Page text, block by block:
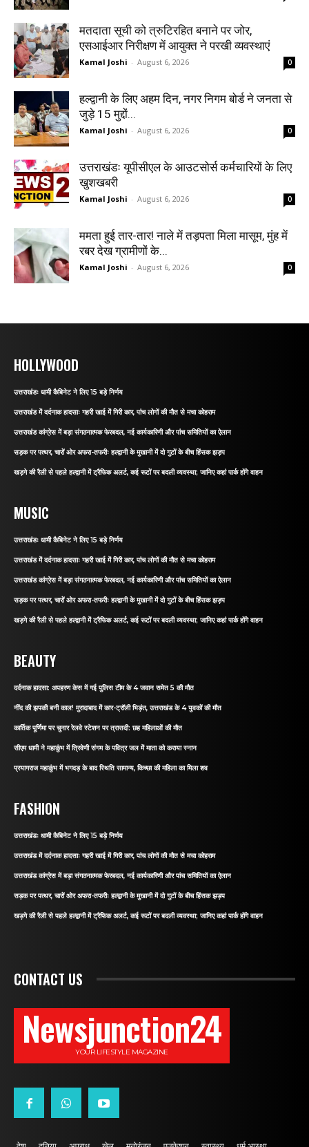
मतदाता सूची को त्रुटिरहित बनाने पर जोर,
एसआईआर निरीक्षण में आयुक्त ने परखी व्यवस्थाएं
Kamal Joshi - August 6, 2026 0
हल्द्वानी के लिए अहम दिन, नगर निगम बोर्ड ने जनता से
जुड़े 15 मुद्दों...
Kamal Joshi - August 6, 2026 0
उत्तराखंडः यूपीसीएल के आउटसोर्स कर्मचारियों के लिए
खुशखबरी
Kamal Joshi - August 6, 2026 0
ममता हुई तार-तार! नाले में तड़पता मिला मासूम, मुंह में
रबर देख ग्रामीणों के...
Kamal Joshi - August 6, 2026 0
HOLLYWOOD
उत्तराखंडः धामी कैबिनेट ने लिए 15 बड़े निर्णय
उत्तराखंड में दर्दनाक हादसाः गहरी खाई में गिरी कार, पांच लोगों की मौत से मचा कोहराम
उत्तराखंड कांग्रेस में बड़ा संगठनात्मक फेरबदल, नई कार्यकारिणी और पांच समितियों का ऐलान
सड़क पर पत्थर, चारों ओर अफरा-तफरीः हल्द्वानी के मुखानी में दो गुटों के बीच हिंसक झड़प
खड़गे की रैली से पहले हल्द्वानी में ट्रैफिक अलर्ट, कई रूटों पर बदली व्यवस्था; जानिए कहां पार्क होंगे वाहन
MUSIC
उत्तराखंडः धामी कैबिनेट ने लिए 15 बड़े निर्णय
उत्तराखंड में दर्दनाक हादसाः गहरी खाई में गिरी कार, पांच लोगों की मौत से मचा कोहराम
उत्तराखंड कांग्रेस में बड़ा संगठनात्मक फेरबदल, नई कार्यकारिणी और पांच समितियों का ऐलान
सड़क पर पत्थर, चारों ओर अफरा-तफरीः हल्द्वानी के मुखानी में दो गुटों के बीच हिंसक झड़प
खड़गे की रैली से पहले हल्द्वानी में ट्रैफिक अलर्ट, कई रूटों पर बदली व्यवस्था; जानिए कहां पार्क होंगे वाहन
BEAUTY
दर्दनाक हादसा: अपहरण केस में गई पुलिस टीम के 4 जवान समेत 5 की मौत
नींद की झपकी बनी काल! मुरादाबाद में कार-ट्रॉली भिड़ंत, उत्तराखंड के 4 युवकों की मौत
कार्तिक पूर्णिमा पर चुनार रेलवे स्टेशन पर त्रासदी: छह महिलाओं की मौत
सीएम धामी ने महाकुंभ में त्रिवेणी संगम के पवित्र जल में माता को कराया स्नान
प्रयागराज महाकुंभ में भगदड़ के बाद स्थिति सामान्य, किच्छा की महिला का मिला शव
FASHION
उत्तराखंडः धामी कैबिनेट ने लिए 15 बड़े निर्णय
उत्तराखंड में दर्दनाक हादसाः गहरी खाई में गिरी कार, पांच लोगों की मौत से मचा कोहराम
उत्तराखंड कांग्रेस में बड़ा संगठनात्मक फेरबदल, नई कार्यकारिणी और पांच समितियों का ऐलान
सड़क पर पत्थर, चारों ओर अफरा-तफरीः हल्द्वानी के मुखानी में दो गुटों के बीच हिंसक झड़प
खड़गे की रैली से पहले हल्द्वानी में ट्रैफिक अलर्ट, कई रूटों पर बदली व्यवस्था; जानिए कहां पार्क होंगे वाहन
CONTACT US
Newsjunction24
YOUR LIFESTYLE MAGAZINE